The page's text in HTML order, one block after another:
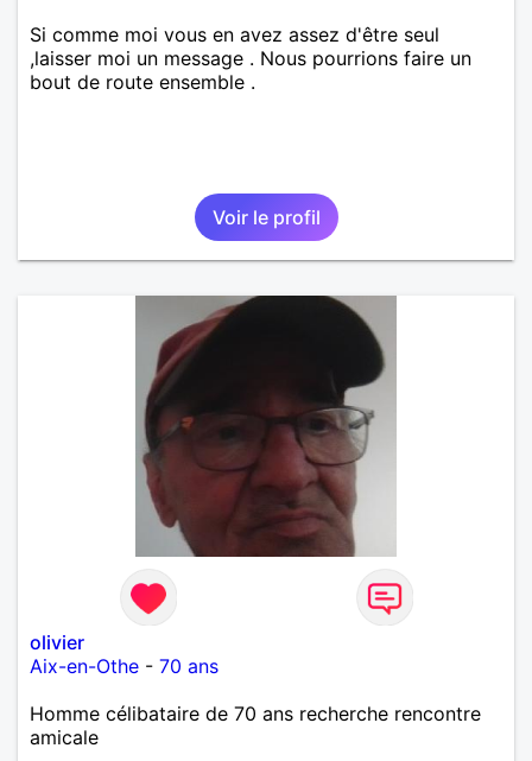
Si comme moi vous en avez assez d'être seul
,laisser moi un message . Nous pourrions faire un
bout de route ensemble .
Voir le profil
olivier
Aix-en-Othe - 70 ans
Homme célibataire de 70 ans recherche rencontre
amicale